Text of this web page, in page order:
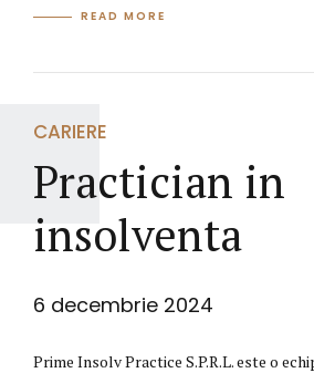
READ MORE
CARIERE
Practician in
insolventa
6 decembrie 2024
Prime Insolv Practice S.P.R.L. este o